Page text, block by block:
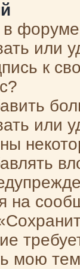
в
или
к
или
на
мою